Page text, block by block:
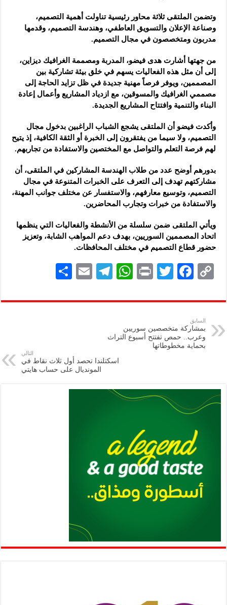
وتضمن الملتقى ثلاثة محاور رئيسية تناولت أهمية التصميم،
وصناعة ‏الإعلان والتسويق العاطفي، وهندسة التصميم، وقدمها
مدربون ومتخصصون ‏في مجال التصميم.‏
من جهتها أشارت هدى فيضو، المدربة ومصممة الغرافيك ديزاين،
إلى أن ‏مثل هذه الفعاليات يسهم في خلق بيئة تشاركية بين
المصممين، ويوفر فرصاً ‏مهنية جديدة في ظل تزايد الحاجة إلى
مصممي الغرافيك والمسوقين، مع ‏ازدياد المشاريع وأعمال إعادة
البناء والتنمية وافتتاح المشاريع الجديدة.‏
وأكدت فيضو أن الملتقى يشجع الشباب الراغبين بدخول مجال
التصميم، ولا ‏سيما من يفتقرون إلى الخبرة أو الثقة الكافية، إذ يتيح
لهم فرصة التعلم ‏والتواصل مع المختصين والاستفادة من تجاربهم.‏
بدورهم أوضح عدد من طلاب الهندسة المشاركين في الملتقى، أن
‏مشاركتهم تهدف إلى التعرف على الخبرات المتنوعة في مجال
التصميم، ‏وتوسيع معارفهم، والاستفسار عن مختلف جوانب المهنة،
والاستفادة من ‏خبرات وتجارب المحاضرين.‏
ويأتي الملتقى ضمن سلسلة من الأنشطة والفعاليات التي ينظمها
اتحاد ‏المصممين السوريين، بهدف دعم المواهب الشابة، وتعزيز
حضور قطاع ‏التصميم في مختلف المحافظات.‏
C
p
y
Li
n
F
eb
k
T
tt
P
nt
W
at
A
p
Te
gr
E
ai
ar
السابق
بمشاركة متخصصين سوريين
وعرب.. حمص تفتتح أسبوع التراث
بحماية ‏مخطوطاتها
التالي
اسكتلندا تحصد أول ثلاث نقاط في
المونديال على حساب هايتي